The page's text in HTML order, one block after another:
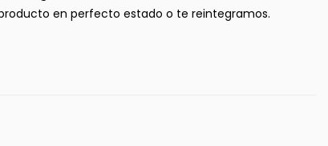
en perfecto estado o te reintegramos.